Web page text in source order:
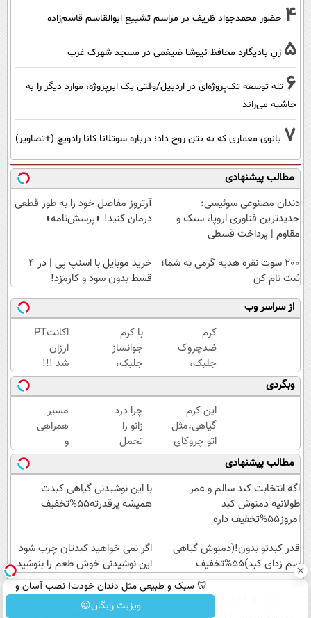
4 حضور محمدجواد ظریف در مراسم تشییع ابوالقاسم قاسم‌زاده
5 زنِ بادیگارد محافظ نیوشا ضیغمی در مسجد شهرک غرب
6 تله توسعه تک‌پروژه‌ای در اردبیل/وقتی یک ابرپروژه، موارد دیگر را به
حاشیه می‌راند
7 بانوی معماری که به بتن روح داد؛ درباره سوتلانا کانا رادویچ (+تصاویر)
مطالب پیشنهادی
دندان مصنوعی سوئیسی:
جدیدترین فناوری اروپا، سبک و
مقاوم | پرداخت قسطی
آرتروز مفاصل خود را به طور قطعی
درمان کنید! ◗پرسش‌نامه◖
200 سوت نقره هدیه گرمی به شما؛
ثبت نام کن
خرید موبایل با اسنپ پی | در ۴
قسط بدون سود و کارمزد!
از سراسر وب
کرم
ضدچروک
جلبک،
جوانسازی
طبیعی
پوست
شما40%تخفیف
با کرم
جوانساز
جلبک،
پیری رو
معکوس
کن(50%
تخفیف)
اکانتChatGPT
ارزان
شد !!!
وبگردی
این کرم
گیاهی،مثل
اتو چروکای
پوستتوصاف
میکنه!50%تخفیف
چرا درد
زانو را
تحمل
می‌کنی؟
خیلی
ساده
درمنزل
مسیر
همراهی
و
گزارش
عملکرد
گروه
اسنپ
مطالب پیشنهادی
اگه انتخابت کبد سالم و عمر
طولانیه دمنوش کبد
امروز55%تخفیف داره
با این نوشیدنی گیاهی کبدت
همیشه پرقدرته55%تخفیف
قدر کبدتو بدون!(دمنوش گیاهی
سم زدای کبد)55%تخفیف
اگر نمی خواهید کبدتان چرب شود
این نوشیدنی خوش طعم را بنوشید
🦷 سبک و طبیعی مثل دندان خودت! نصب آسان و
پرداخت اقساطی 💳 📍 تهران
ویزیت رایگان😍 عصر ایران۲ تماس با ما